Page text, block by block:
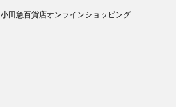
小田急百貨店オンラインショッピング